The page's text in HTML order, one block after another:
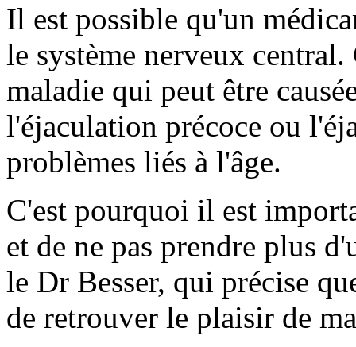
Il est possible qu'un
le système nerveux
maladie qui peut être
l'éjaculation précoce ou
problèmes liés à l'âge.
C'est pourquoi il est
et de ne pas prendre plus
le Dr Besser, qui précise
de retrouver le plaisir de